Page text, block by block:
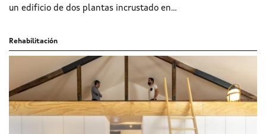
un edificio de dos plantas incrustado en...
Rehabilitación